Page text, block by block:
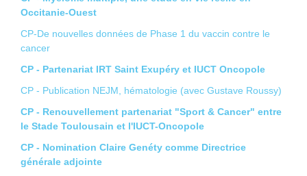
Occitanie-Ouest
CP-De nouvelles données de Phase 1 du vaccin contre le
cancer
CP - Partenariat IRT Saint Exupéry et IUCT Oncopole
CP - Publication NEJM, hématologie (avec Gustave Roussy)
CP - Renouvellement partenariat "Sport & Cancer" entre
le Stade Toulousain et l'IUCT-Oncopole
CP - Nomination Claire Genéty comme Directrice
générale adjointe